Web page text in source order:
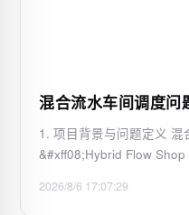
混合流水车间调度问
1. 项目背景与问题定义 混
&#xff08;Hybrid Flow
入工人约束后&#xff0c;问
2026/8/6 17:07:29